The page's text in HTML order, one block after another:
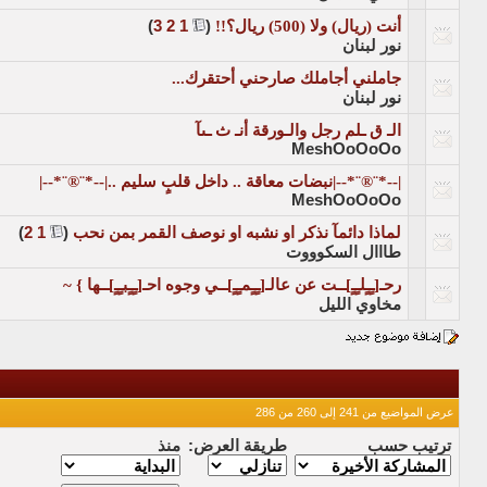
أنت (ريال) ولا (500) ريال؟!! (
1
2
3
)
نور لبنان
جاملني أجاملك صارحني أحتقرك...
نور لبنان
الـ ق ـلم رجل والـورقة أنـ ث ـىآ
MeshOoOoOo
|--*¨®¨*--|نبضات معاقة .. داخل قلبٍ سليم ..|--*¨®¨*--|
MeshOoOoOo
لماذا دائمآ نذكر او نشبه او نوصف القمر بمن نحب (
1
2
)
طااال السكوووت
رحـ[ـٍـٍلـٍـٍ]ــت عن عالـ[ـٍـٍمـٍـٍ]ــي وجوه احـ[ـٍـٍبـٍـٍ]ــها } ~
مخاوي الليل
عرض المواضيع من 241 إلى 260 من 286
ترتيب حسب طريقة العرض: منذ